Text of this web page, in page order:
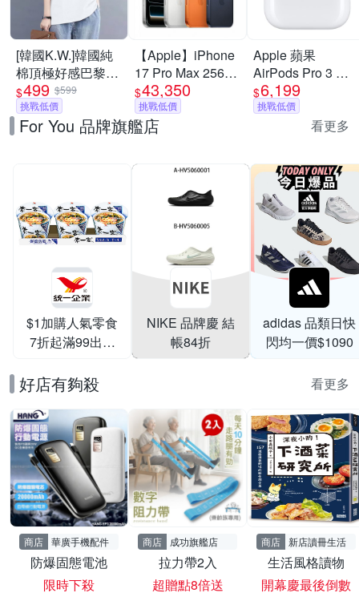
[韓國K.W.]韓國純
棉頂極好感巴黎設
計華麗上衣(壓褶/
中大尺碼/修身/輕
薄/小香風)
$499 $599
挑戰低價
【Apple】iPhone
17 Pro Max 256G
6.9吋 手機
$43,350
挑戰低價
Apple 蘋果
AirPods Pro 3 主
動式降噪 藍芽耳機
原廠保固 公司貨
USB-C MagSafe
$6,199
挑戰低價
For You 品牌旗艦店 看更多
$1加購人氣零食
7折起滿99出貨
NIKE 品牌慶 結
帳84折
adidas 品類日快
閃均一價$1090
好店有夠殺 看更多
商店 華廣手機配件
防爆固態電池
限時下殺
商店 成功旗艦店
拉力帶2入
超贈點8倍送
商店 新店讀冊生活
生活風格讀物
開幕慶最後倒數